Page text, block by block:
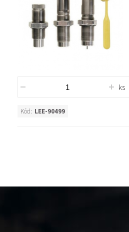
ks
Kód: LEE-90499